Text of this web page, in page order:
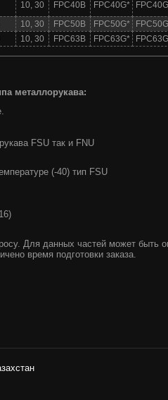
10, 30 FPC40B FPC40G*
10, 30 FPC50B FPC50G*
10, 30 FPC63B FPC63G*
металлорукава:
FSU так и FNU
(-40) тип FSU
Для данных частей может быть
время подготовки заказа.